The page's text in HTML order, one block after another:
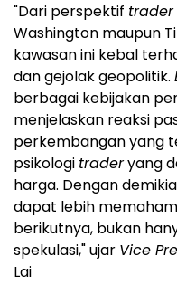
"Dari perspektif trader
Washington maupun
kawasan ini kebal
dan gejolak geopolitik.
berbagai kebijakan
menjelaskan reaksi
perkembangan yang
psikologi traderyang
harga. Dengan
dapat lebih
berikutnya, bukan
spekulasi," ujar Vice
Lai